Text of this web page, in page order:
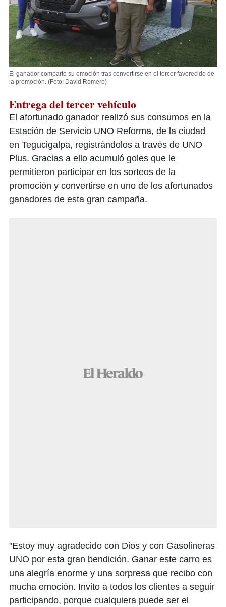
El ganador comparte su emoción tras convertirse en el tercer favorecido de
la promoción. (Foto: David Romero)
Entrega del tercer vehículo
El afortunado ganador realizó sus consumos en la
Estación de Servicio UNO Reforma, de la ciudad
en Tegucigalpa, registrándolos a través de UNO
Plus. Gracias a ello acumuló goles que le
permitieron participar en los sorteos de la
promoción y convertirse en uno de los afortunados
ganadores de esta gran campaña.
"Estoy muy agradecido con Dios y con Gasolineras
UNO por esta gran bendición. Ganar este carro es
una alegría enorme y una sorpresa que recibo con
mucha emoción. Invito a todos los clientes a seguir
participando, porque cualquiera puede ser el